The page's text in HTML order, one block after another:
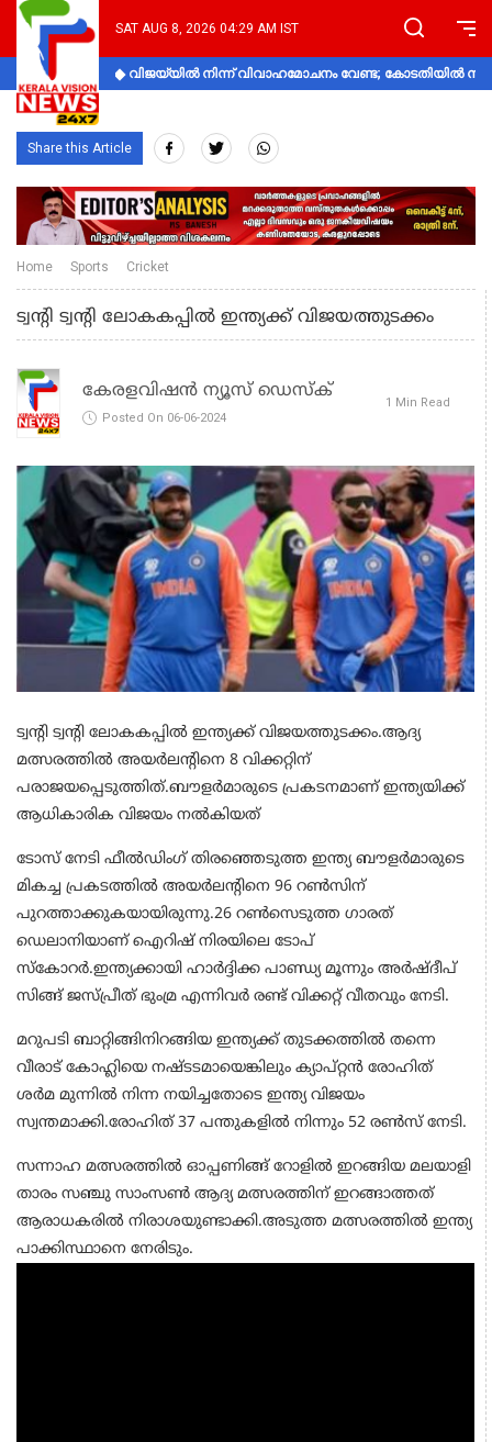
SAT AUG 8, 2026 04:29 AM IST
വിജയ്‌യിൽ നിന്ന് വിവാഹമോചനം വേണ്ട; കോടതിയിൽ
Share this Article
Home Sports Cricket
ട്വന്റി ട്വന്റി ലോകകപ്പില്‍ ഇന്ത്യക്ക് വിജയത്തുടക്കം
കേരളവിഷൻ ന്യൂസ് ഡെസ്‌ക്
Posted On 06-06-2024
1 Min Read
ട്വന്റി ട്വന്റി ലോകകപ്പില്‍ ഇന്ത്യക്ക് വിജയത്തുടക്കം.ആദ്യ
മത്സരത്തില്‍ അയര്‍ലന്റിനെ 8 വിക്കറ്റിന്
പരാജയപ്പെടുത്തിത്.ബൗളര്‍മാരുടെ പ്രകടനമാണ് ഇന്ത്യയിക്ക്
ആധികാരിക വിജയം നല്‍കിയത്
ടോസ് നേടി ഫീല്‍ഡിംഗ് തിരഞ്ഞെടുത്ത ഇന്ത്യ ബൗളര്‍മാരുടെ
മികച്ച പ്രകടത്തില്‍ അയര്‍ലന്റിനെ 96 റണ്‍സിന്
പുറത്താക്കുകയായിരുന്നു.26 റണ്‍സെടുത്ത ഗാരത്
ഡെലാനിയാണ് ഐറിഷ് നിരയിലെ ടോപ്
സ്‌കോറര്‍.ഇന്ത്യക്കായി ഹാര്‍ദ്ദിക്ക പാണ്ഡ്യ മൂന്നും അര്‍ഷ്ദീപ്
സിങ്ങ് ജസ്പ്രീത് ഭുംമ്ര എന്നിവര്‍ രണ്ട് വിക്കറ്റ് വീതവും നേടി.
മറുപടി ബാറ്റിങ്ങിനിറങ്ങിയ ഇന്ത്യക്ക് തുടക്കത്തില്‍ തന്നെ
വീരാട് കോഹ്ലിയെ നഷ്ടടമായെങ്കിലും ക്യാപ്റ്റന്‍ രോഹിത്
ശര്‍മ മുന്നില്‍ നിന്ന നയിച്ചതോടെ ഇന്ത്യ വിജയം
സ്വന്തമാക്കി.രോഹിത് 37 പന്തുകളില്‍ നിന്നും 52 രണ്‍സ് നേടി.
സന്നാഹ മത്സരത്തില്‍ ഓപ്പണിങ്ങ് റോളില്‍ ഇറങ്ങിയ മലയാളി
താരം സഞ്ചു സാംസണ്‍ ആദ്യ മത്സരത്തിന് ഇറങ്ങാത്തത്
ആരാധകരില്‍ നിരാശയുണ്ടാക്കി.അടുത്ത മത്സരത്തില്‍ ഇന്ത്യ
പാക്കിസ്ഥാനെ നേരിടും.